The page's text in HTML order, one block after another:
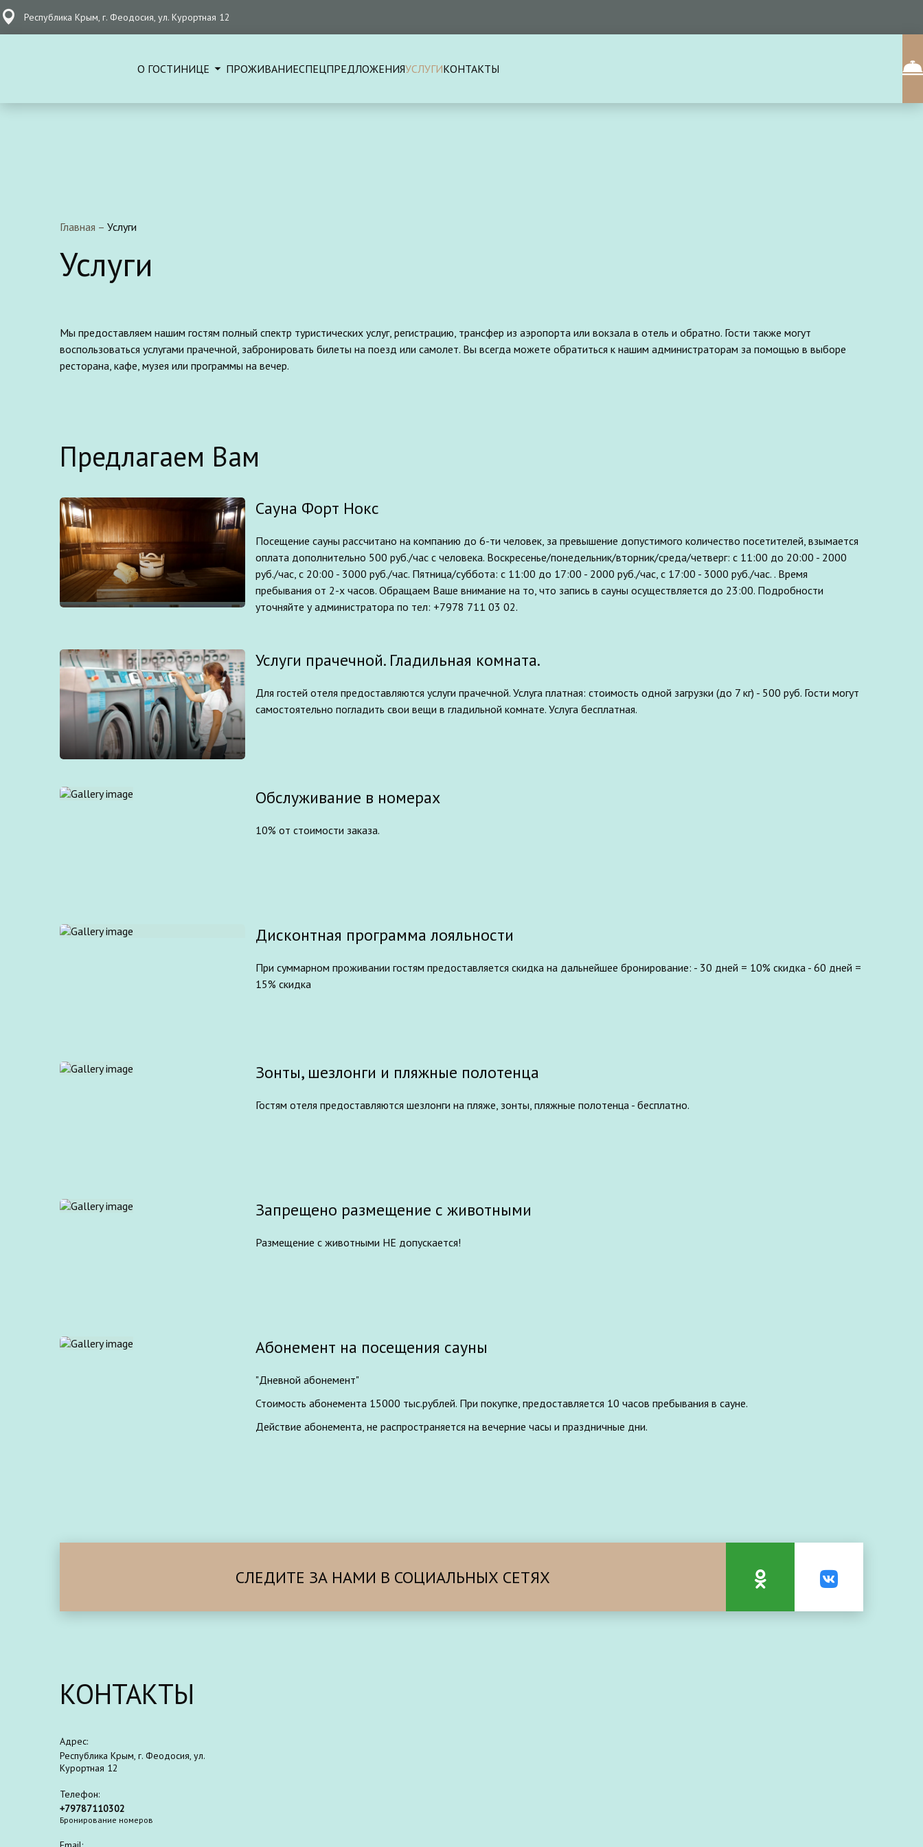
Республика Крым, г. Феодосия, ул. Курортная 12
О ГОСТИНИЦЕ ПРОЖИВАНИЕСПЕЦПРЕДЛОЖЕНИЯУСЛУГИКОНТАКТЫ
Главная – Услуги
Услуги
Мы предоставляем нашим гостям полный спектр туристических услуг, регистрацию, трансфер из аэропорта или вокзала в отель и обратно. Гости также могут
воспользоваться услугами прачечной, забронировать билеты на поезд или самолет. Вы всегда можете обратиться к нашим администраторам за помощью в выборе
Предлагаем Вам
Сауна Форт Нокс
Посещение сауны рассчитано на компанию до 6-ти человек, за превышение допустимого количество посетителей, взымается
оплата дополнительно 500 руб./час с человека. Воскресенье/понедельник/вторник/среда/четверг: с 11:00 до 20:00 - 2000
руб./час, с 20:00 - 3000 руб./час. Пятница/суббота: с 11:00 до 17:00 - 2000 руб./час, с 17:00 - 3000 руб./час. . Время
пребывания от 2-х часов. Обращаем Ваше внимание на то, что запись в сауны осуществляется до 23:00. Подробности
уточняйте у администратора по тел: +7978 711 03 02.
Услуги прачечной. Гладильная комната.
Для гостей отеля предоставляются услуги прачечной. Услуга платная: стоимость одной загрузки (до 7 кг) - 500 руб. Гости могут
самостоятельно погладить свои вещи в гладильной комнате. Услуга бесплатная.
Обслуживание в номерах
10% от стоимости заказа.
Дисконтная программа лояльности
При суммарном проживании гостям предоставляется скидка на дальнейшее бронирование: - 30 дней = 10% скидка - 60 дней =
15% скидка
Зонты, шезлонги и пляжные полотенца
Гостям отеля предоставляются шезлонги на пляже, зонты, пляжные полотенца - бесплатно.
Запрещено размещение с животными
Размещение с животными НЕ допускается!
Абонемент на посещения сауны
"Дневной абонемент"
Стоимость абонемента 15000 тыс.рублей. При покупке, предоставляется 10 часов пребывания в сауне.
Действие абонемента, не распространяется на вечерние часы и праздничные дни.
СЛЕДИТЕ ЗА НАМИ В СОЦИАЛЬНЫХ СЕТЯХ
КОНТАКТЫ
Адрес:
Республика Крым, г. Феодосия, ул.
Курортная 12
Телефон:
+79787110302
Бронирование номеров